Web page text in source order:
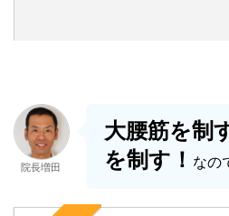
院長増田
大腰筋を制
を制す！ なの